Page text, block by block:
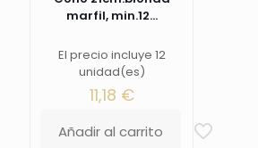
marfil, min.12...
El precio incluye 12
unidad(es)
11,18 €
Añadir al carrito